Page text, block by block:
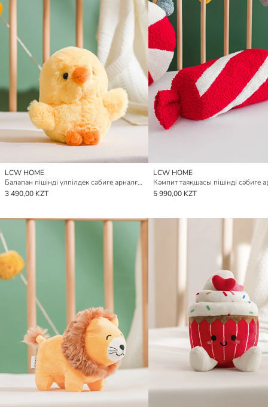
LCW HOME
Балапан пішінді үлпілдек сәбиге арналған жастықша 18 см
3 490,00 KZT
LCW HOME
5 990,00 KZT